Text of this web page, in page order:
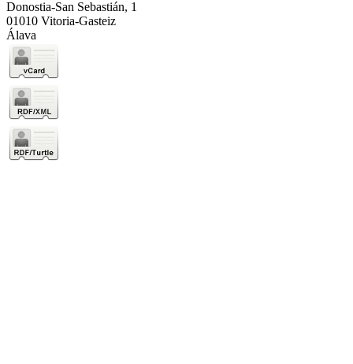
Donostia-San Sebastián, 1
01010 Vitoria-Gasteiz
Álava